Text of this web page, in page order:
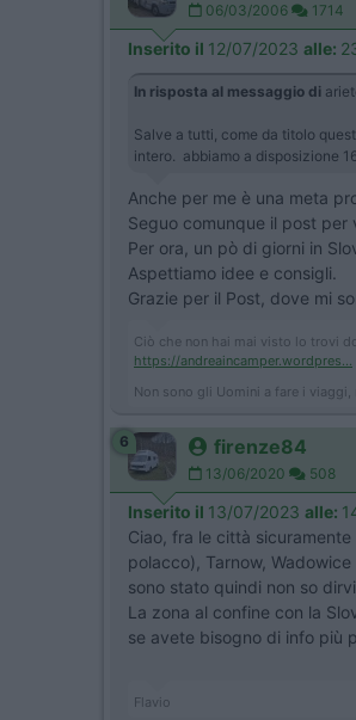
06/03/2006 1714
Inserito il 12/07/2023 alle:
In risposta al messaggio di
Salve a tutti, come da titolo
intero. abbiamo a disposizione
Anche per me è una meta
Seguo comunque il post
Per ora, un pò di giorni in
Aspettiamo idee e consigli.
Grazie per il Post, dove mi
Ciò che non hai mai visto lo trovi
https://andreaincamper.wordpres...
Non sono gli Uomini a fare i
6 firenze84
13/06/2020 508
Inserito il 13/07/2023 alle:
Ciao, fra le città
polacco), Tarnow,
sono stato quindi non so
La zona al confine con la
se avete bisogno di info più
Flavio